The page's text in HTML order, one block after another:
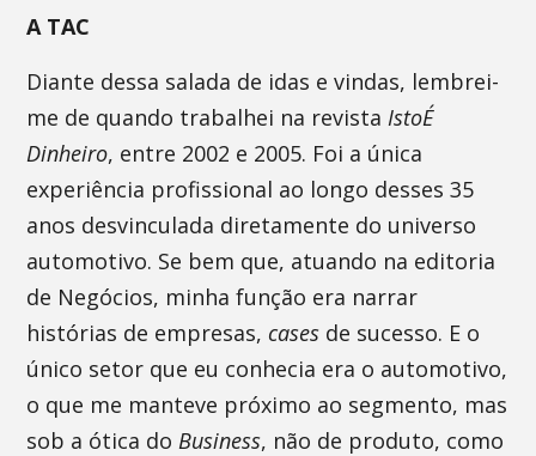
A TAC
Diante dessa salada de idas e vindas, lembrei-
me de quando trabalhei na revistaIstoÉ
Dinheiro, entre 2002 e 2005. Foi a única
experiência profissional ao longo desses 35
anos desvinculada diretamente do universo
automotivo. Se bem que, atuando na editoria
de Negócios, minha função era narrar
histórias de empresas, cases de sucesso. E o
único setor que eu conhecia era o automotivo,
o que me manteve próximo ao segmento, mas
sob a ótica doBusiness, não de produto, como